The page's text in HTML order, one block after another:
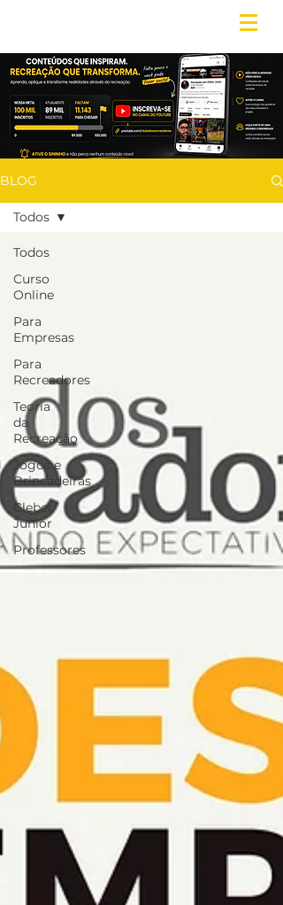
BLOG
Todos
Curso
Online
Para
Empresas
Para
Recreadores
Teoria
da
Recreação
Jogos e
Brincadeiras
Cleber
Junior
Professores
Todos